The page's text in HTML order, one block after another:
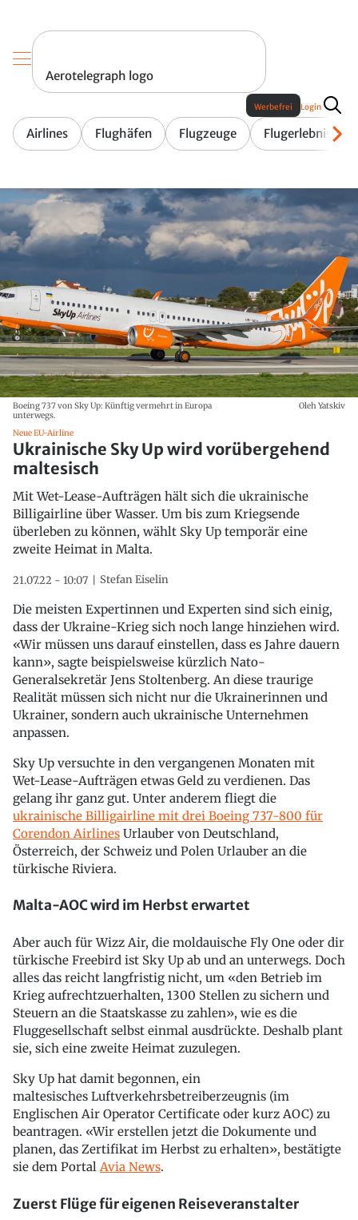
Aerotelegraph logo
Airlines Flughäfen Flugzeuge Flugerlebnis
Werbefrei Login
Boeing 737 von Sky Up: Künftig vermehrt in Europa
unterwegs.
Oleh Yatskiv
Neue EU-Airline
Ukrainische Sky Up wird vorübergehend
maltesisch
Mit Wet-Lease-Aufträgen hält sich die ukrainische
Billigairline über Wasser. Um bis zum Kriegsende
überleben zu können, wählt Sky Up temporär eine
zweite Heimat in Malta.
21.07.22 - 10:07 Stefan Eiselin
Die meisten Expertinnen und Experten sind sich einig,
dass der Ukraine-Krieg sich noch lange hinziehen wird.
«Wir müssen uns darauf einstellen, dass es Jahre dauern
kann», sagte beispielsweise kürzlich Nato-
Generalsekretär Jens Stoltenberg. An diese traurige
Realität müssen sich nicht nur die Ukrainerinnen und
Ukrainer, sondern auch ukrainische Unternehmen
anpassen.
Sky Up versuchte in den vergangenen Monaten mit
Wet-Lease-Aufträgen etwas Geld zu verdienen. Das
gelang ihr ganz gut. Unter anderem fliegt die
ukrainische Billigairline mit drei Boeing 737-800 für
Corendon Airlines Urlauber von Deutschland,
Österreich, der Schweiz und Polen Urlauber an die
türkische Riviera.
Malta-AOC wird im Herbst erwartet
Aber auch für Wizz Air, die moldauische Fly One oder dir
türkische Freebird ist Sky Up ab und an unterwegs. Doch
alles das reicht langfristig nicht, um «den Betrieb im
Krieg aufrechtzuerhalten, 1300 Stellen zu sichern und
Steuern an die Staatskasse zu zahlen», wie es die
Fluggesellschaft selbst einmal ausdrückte. Deshalb plant
sie, sich eine zweite Heimat zuzulegen.
Sky Up hat damit begonnen, ein
maltesisches Luftverkehrsbetreiberzeugnis (im
Englischen Air Operator Certificate oder kurz AOC) zu
beantragen. «Wir erstellen jetzt die Dokumente und
planen, das Zertifikat im Herbst zu erhalten», bestätigte
sie dem Portal Avia News.
Zuerst Flüge für eigenen Reiseveranstalter